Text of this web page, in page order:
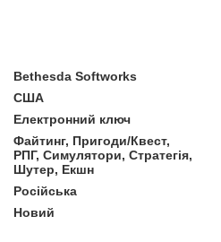
Bethesda Softworks
США
Електронний ключ
Файтинг, Пригоди/Квест,
РПГ, Симулятори, Стратегія,
Шутер, Екшн
Російська
Новий